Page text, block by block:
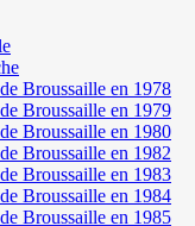
Broussaille en 1978
Broussaille en 1979
Broussaille en 1980
Broussaille en 1982
Broussaille en 1983
Broussaille en 1984
Broussaille en 1985